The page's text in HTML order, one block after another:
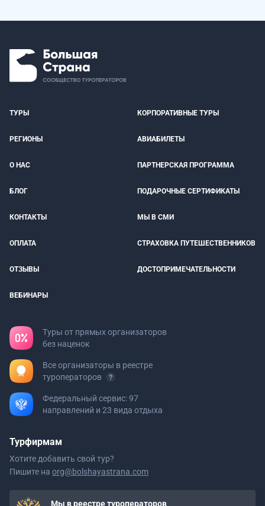
ТУРЫ КОРПОРАТИВНЫЕ ТУРЫ
РЕГИОНЫ АВИАБИЛЕТЫ
О НАС ПАРТНЕРСКАЯ ПРОГРАММА
БЛОГ ПОДАРОЧНЫЕ СЕРТИФИКАТЫ
КОНТАКТЫ МЫ В СМИ
ОПЛАТА СТРАХОВКА ПУТЕШЕСТВЕННИКОВ
ОТЗЫВЫ ДОСТОПРИМЕЧАТЕЛЬНОСТИ
ВЕБИНАРЫ
Туры от прямых организаторов
без наценок
Все организаторы в реестре
туроператоров
Федеральный сервис: 97
направлений и 23 вида отдыха
Турфирмам
Хотите добавить свой тур?
Пишите на org@bolshayastrana.com
Мы в реестре туроператоров